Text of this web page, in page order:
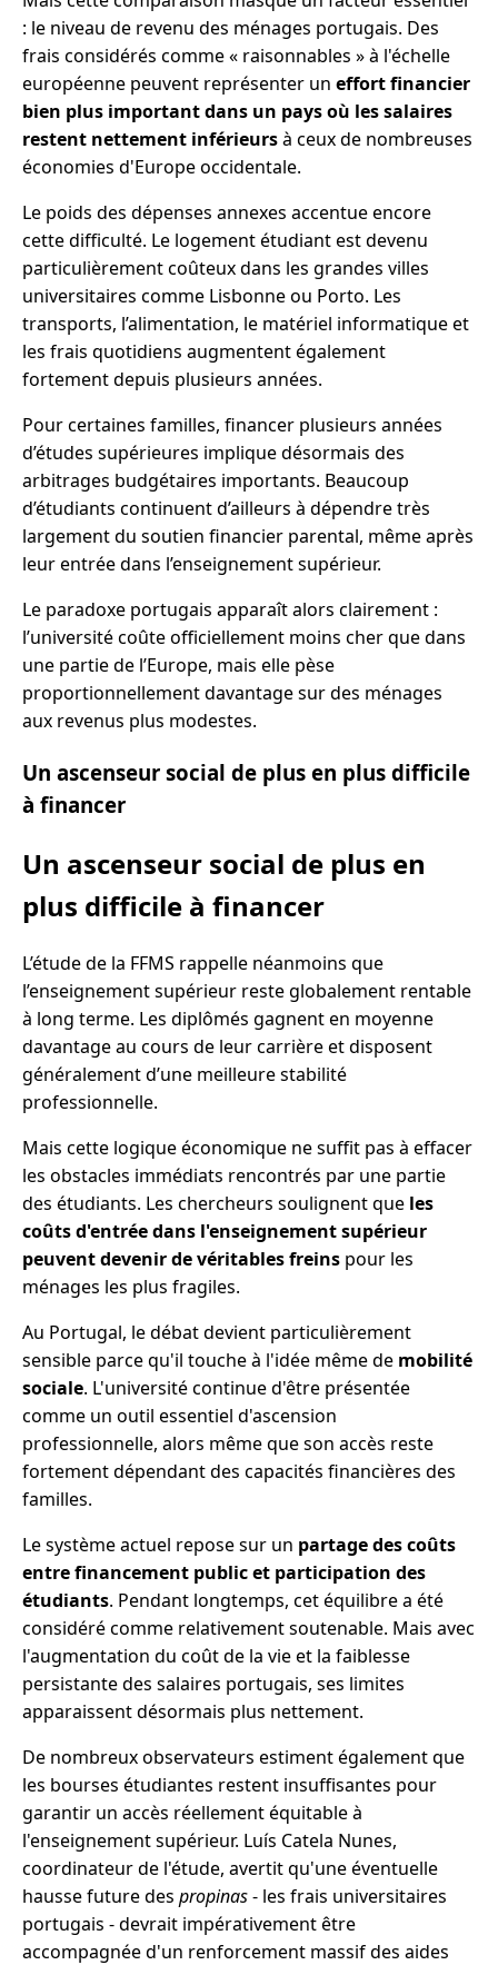
: le niveau de revenu des ménages portugais. Des
frais considérés comme « raisonnables » à l'échelle
européenne peuvent représenter un effort financier
bien plus important dans un pays où les salaires
restent nettement inférieursà ceux de nombreuses
économies d'Europe occidentale.
Le poids des dépenses annexes accentue encore
cette difficulté. Le logement étudiant est devenu
particulièrement coûteux dans les grandes villes
universitaires comme Lisbonne ou Porto. Les
transports, l’alimentation, le matériel informatique et
les frais quotidiens augmentent également
fortement depuis plusieurs années.
Pour certaines familles, financer plusieurs années
d’études supérieures implique désormais des
arbitrages budgétaires importants. Beaucoup
d’étudiants continuent d’ailleurs à dépendre très
largement du soutien financier parental, même après
leur entrée dans l’enseignement supérieur.
Le paradoxe portugais apparaît alors clairement :
l’université coûte officiellement moins cher que dans
une partie de l’Europe, mais elle pèse
proportionnellement davantage sur des ménages
aux revenus plus modestes.
Un ascenseur social de plus en plus difficile
à financer
Un ascenseur social de plus en
plus difficile à financer
L’étude de la FFMS rappelle néanmoins que
l’enseignement supérieur reste globalement rentable
à long terme. Les diplômés gagnent en moyenne
davantage au cours de leur carrière et disposent
généralement d’une meilleure stabilité
professionnelle.
Mais cette logique économique ne suffit pas à effacer
les obstacles immédiats rencontrés par une partie
des étudiants. Les chercheurs soulignent que les
coûts d'entrée dans l'enseignement supérieur
peuvent devenir de véritables freins pour les
ménages les plus fragiles.
Au Portugal, le débat devient particulièrement
sensible parce qu'il touche à l'idée même de mobilité
sociale. L'université continue d'être présentée
comme un outil essentiel d'ascension
professionnelle, alors même que son accès reste
fortement dépendant des capacités financières des
familles.
Le système actuel repose sur un partage des coûts
entre financement public et participation des
étudiants. Pendant longtemps, cet équilibre a été
considéré comme relativement soutenable. Mais avec
l'augmentation du coût de la vie et la faiblesse
persistante des salaires portugais, ses limites
apparaissent désormais plus nettement.
De nombreux observateurs estiment également que
les bourses étudiantes restent insuffisantes pour
garantir un accès réellement équitable à
l'enseignement supérieur. Luís Catela Nunes,
coordinateur de l'étude, avertit qu'une éventuelle
hausse future des propinas- les frais universitaires
portugais - devrait impérativement être
accompagnée d'un renforcement massif des aides